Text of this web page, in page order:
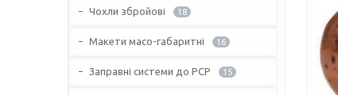
Чохли збройові 18
Макети масо-габаритні 16
Заправні системи до PCP 15